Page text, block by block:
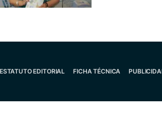
ESTATUTO EDITORIAL FICHA TÉCNICA